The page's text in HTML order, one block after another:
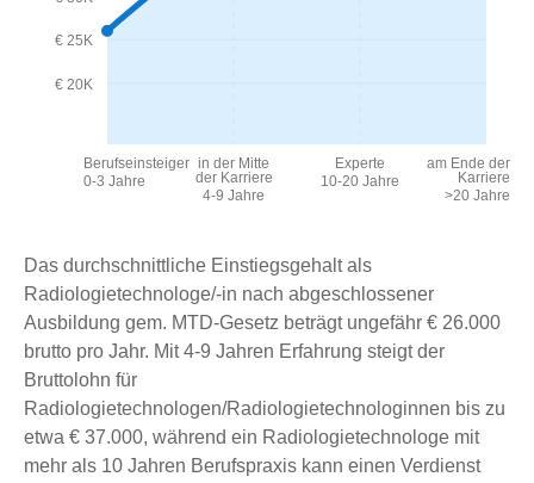
€ 20K
€ 25K
Berufseinsteiger
0-3 Jahre
in der Mitte
der Karriere
4-9 Jahre
Experte
10-20 Jahre
am Ende der
Karriere
>20 Jahre
Das durchschnittliche Einstiegsgehalt als
Radiologietechnologe/-in nach abgeschlossener
Ausbildung gem. MTD-Gesetz beträgt ungefähr € 26.000
brutto pro Jahr. Mit 4-9 Jahren Erfahrung steigt der
Bruttolohn für
Radiologietechnologen/Radiologietechnologinnen bis zu
etwa € 37.000, während ein Radiologietechnologe mit
mehr als 10 Jahren Berufspraxis kann einen Verdienst